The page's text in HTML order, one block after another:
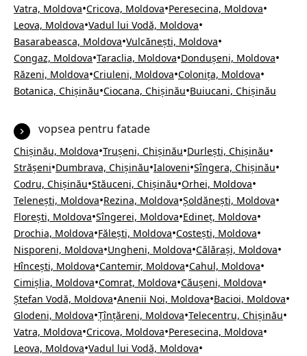
Vatra, Moldova•Cricova, Moldova•Peresecina, Moldova•
Leova, Moldova•Vadul lui Vodă, Moldova•
Basarabeasca, Moldova•Vulcănești, Moldova•
Congaz, Moldova•Taraclia, Moldova•Dondușeni, Moldova•
Răzeni, Moldova•Criuleni, Moldova•Colonița, Moldova•
Botanica, Chișinău•Ciocana, Chișinău•Buiucani, Chișinău
vopsea pentru fatade
Chișinău, Moldova•Trușeni, Chișinău•Durlești, Chișinău•
Strășeni•Dumbrava, Chișinău•Ialoveni•Sîngera, Chișinău•
Codru, Chișinău•Stăuceni, Chișinău•Orhei, Moldova•
Telenești, Moldova•Rezina, Moldova•Șoldănești, Moldova•
Florești, Moldova•Sîngerei, Moldova•Edineț, Moldova•
Drochia, Moldova•Fălești, Moldova•Costești, Moldova•
Nisporeni, Moldova•Ungheni, Moldova•Călărași, Moldova•
Hîncești, Moldova•Cantemir, Moldova•Cahul, Moldova•
Cimișlia, Moldova•Comrat, Moldova•Căușeni, Moldova•
Ștefan Vodă, Moldova•Anenii Noi, Moldova•Bacioi, Moldova•
Glodeni, Moldova•Țînțăreni, Moldova•Telecentru, Chișinău•
Vatra, Moldova•Cricova, Moldova•Peresecina, Moldova•
Leova, Moldova•Vadul lui Vodă, Moldova•